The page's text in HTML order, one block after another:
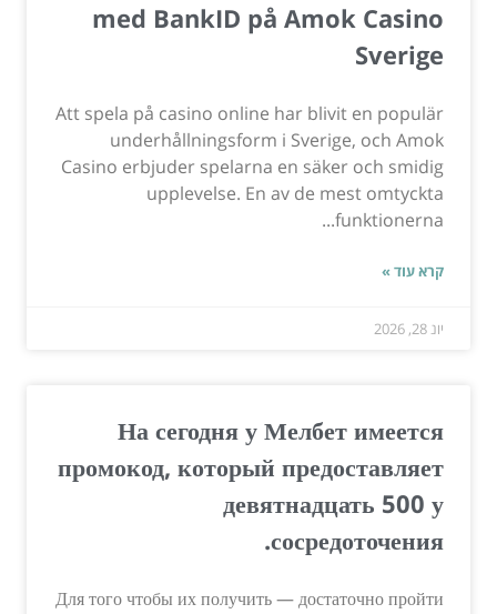
med BankID på Amok Casino
Sverige
Att spela på casino online har blivit en populär
underhållningsform i Sverige, och Amok
Casino erbjuder spelarna en säker och smidig
upplevelse. En av de mest omtyckta
funktionerna...
קרא עוד »
יונ 28, 2026
На сегодня у Мелбет имеется
промокод, который предоставляет
девятнадцать 500 у
сосредоточения.
Для того чтобы их получить — достаточно пройти